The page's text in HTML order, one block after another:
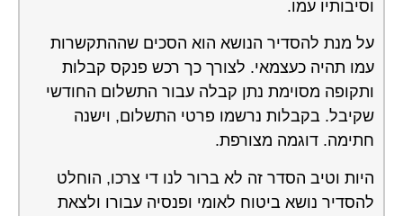
וסיבותיו עמו.
על מנת להסדיר הנושא הוא הסכים שההתקשרות
עמו תהיה כעצמאי. לצורך כך רכש פנקס קבלות
ותקופה מסוימת נתן קבלה עבור התשלום החודשי
שקיבל. בקבלות נרשמו פרטי התשלום, וישנה
חתימה. דוגמה מצורפת.
היות וטיב הסדר זה לא ברור לנו די צרכו, הוחלט
להסדיר נושא ביטוח לאומי ופנסיה עבורו ולצאת